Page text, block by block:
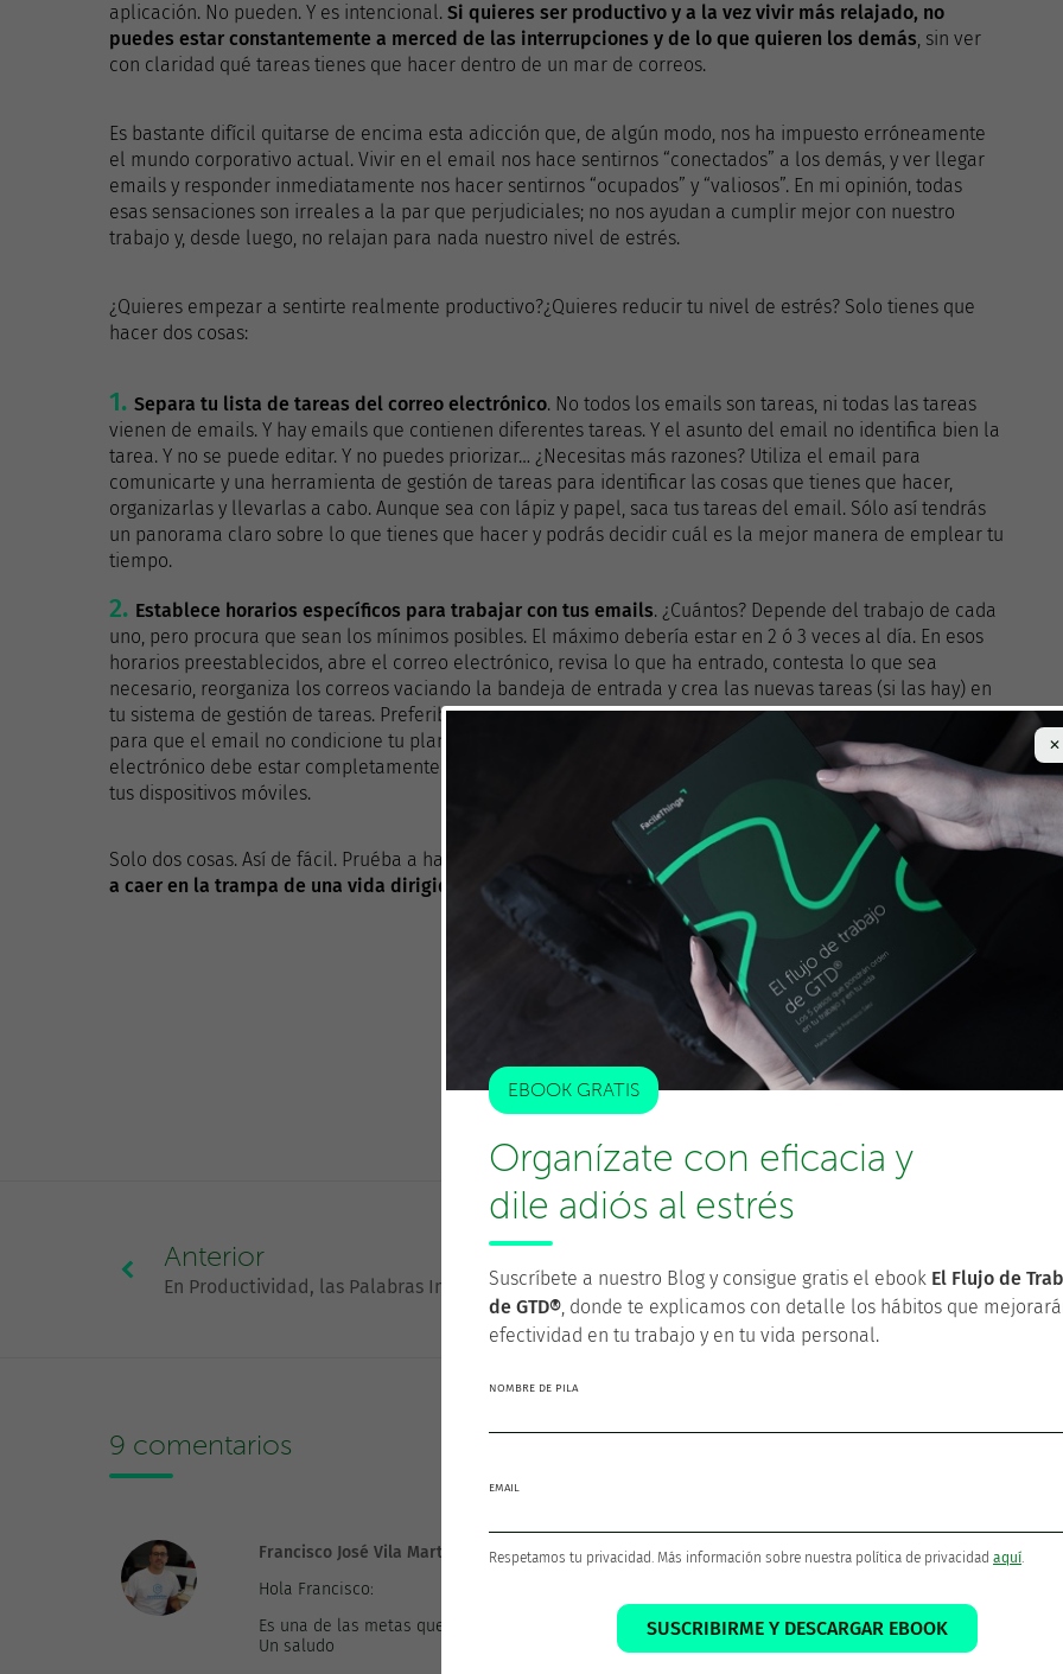
aplicación. No pueden. Y es intencional. Si quieres ser productivo y a la vez vivir más relajado, no
puedes estar constantemente a merced de las interrupciones y de lo que quieren los demás, sin ver
con claridad qué tareas tienes que hacer dentro de un mar de correos.
Es bastante difícil quitarse de encima esta adicción que, de algún modo, nos ha impuesto erróneamente
el mundo corporativo actual. Vivir en el email nos hace sentirnos “conectados” a los demás, y ver llegar
emails y responder inmediatamente nos hacer sentirnos “ocupados” y “valiosos”. En mi opinión, todas
esas sensaciones son irreales a la par que perjudiciales; no nos ayudan a cumplir mejor con nuestro
trabajo y, desde luego, no relajan para nada nuestro nivel de estrés.
¿Quieres empezar a sentirte realmente productivo?¿Quieres reducir tu nivel de estrés? Solo tienes que
hacer dos cosas:
Separa tu lista de tareas del correo electrónico. No todos los emails son tareas, ni todas las tareas
vienen de emails. Y hay emails que contienen diferentes tareas. Y el asunto del email no identifica bien la
tarea. Y no se puede editar. Y no puedes priorizar… ¿Necesitas más razones? Utiliza el email para
comunicarte y una herramienta de gestión de tareas para identificar las cosas que tienes que hacer,
organizarlas y llevarlas a cabo. Aunque sea con lápiz y papel, saca tus tareas del email. Sólo así tendrás
un panorama claro sobre lo que tienes que hacer y podrás decidir cuál es la mejor manera de emplear tu
tiempo.
Establece horarios específicos para trabajar con tus emails. ¿Cuántos? Depende del trabajo de cada
uno, pero procura que sean los mínimos posibles. El máximo debería estar en 2 ó 3 veces al día. En esos
horarios preestablecidos, abre el correo electrónico, revisa lo que ha entrado, contesta lo que sea
necesario, reorganiza los correos vaciando la bandeja de entrada y crea las nuevas tareas (si las hay) en
tu sistema de gestión de tareas. Preferiblemente, elige esos horarios al final de otros bloques de trabajo,
para que el email no condicione tu planificación. Fuera de esos horarios, el programa de correo
electrónico debe estar completamente apagado. Desactiva todas las notificaciones que puedan enviarte
tus dispositivos móviles.
Solo dos cosas. Así de fácil. Pruéba a hacerlas durante dos o tres semanas y estoy seguro queno volverás
a caer en la trampa de una vida dirigida por el email
¡Gracias por compartir!
Anterior
En Productividad, las Palabras Importan
Encuesta
9 comentarios
Francisco José Vila Martín
Hola Francisco:
Es una de las metas que me he propuesto para este 2014... reducir las interrupciones que nos auto-
Un saludo
✕
EBOOK GRATIS
Organízate con eficacia y
dile adiós al estrés
Suscríbete a nuestro Blog y consigue gratis el ebook El Flujo de
de GTD®, donde te explicamos con detalle los hábitos que
efectividad en tu trabajo y en tu vida personal.
NOMBRE DE PILA
EMAIL
Respetamos tu privacidad. Más información sobre nuestra política de privacidad aquí.
SUSCRIBIRME Y DESCARGAR EBOOK